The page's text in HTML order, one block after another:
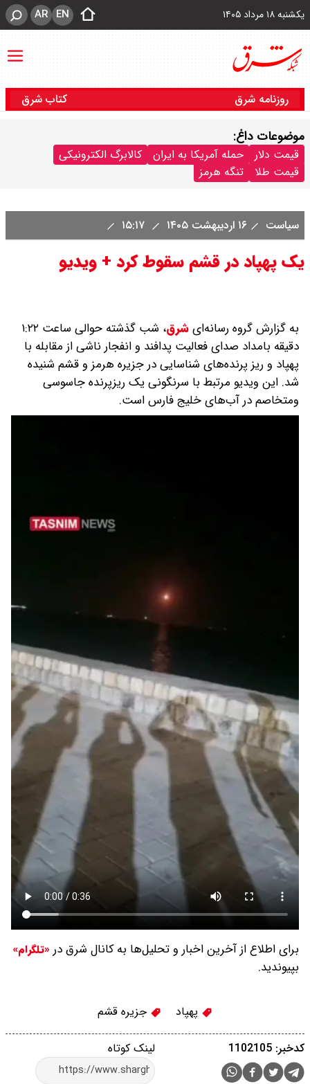
یکشنبه ۱۸ مرداد ۱۴۰۵ EN
AR
روزنامه شرق کتاب شرق
موضوعات داغ:
قیمت دلار حمله آمریکا به ایران
کالابرگ الکترونیکی
قیمت طلا
تنگه هرمز
سیاست ۱۶ اردیبهشت ۱۴۰۵
یک پهپاد در قشم سقوط کرد + ویدیو
به گزارش گروه رسانه‌ایشرق،
شب گذشته‌ حوالی ساعت ۱:۲۲
دقیقه بامداد صدای فعالیت پدافند و انفجار ناشی از مقابله با
پهپاد و ریز پرنده‌های شناسایی در جزیره هرمز و قشم شنیده
شد. این ویدیو مرتبط با سرنگونی یک ریزپرنده جاسوسی
ومتخاصم در آب‌های خلیج فارس است.
برای اطلاع از آخرین اخبار و تحلیل‌ها به کانال شرق در «تلگرام»
بپیوندید.
پهپاد جزیره قشم
لینک کوتاه کدخبر: 1102105